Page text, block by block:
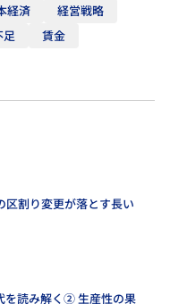
区割り変更が落とす長い
を読み解く② 生産性の果
経済
経営戦略
足
賃金